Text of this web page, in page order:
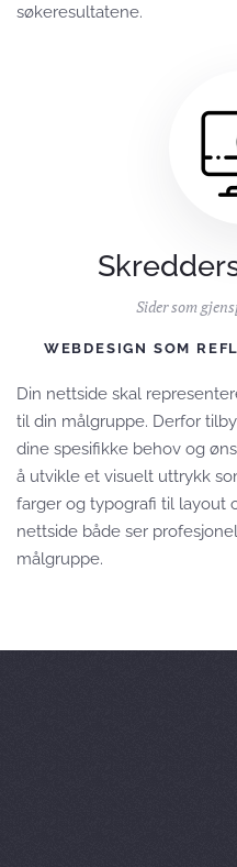
søkeresultatene.
Sider som
WEBDESIGN SOM
Din nettside skal
til din målgruppe. Derfor
dine spesifikke behov og
å utvikle et visuelt uttrykk
farger og typografi til layout
nettside både ser
målgruppe.